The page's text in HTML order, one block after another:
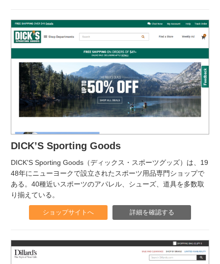
DICK’S Sporting Goods
DICK'S Sporting Goods（ディックス・スポーツグッズ）は、19
48年にニューヨークで設立されたスポーツ用品専門ショップで
ある。40種近いスポーツのアパレル、シューズ、道具を多数取
り揃えている。
ショップサイトへ 詳細を確認する